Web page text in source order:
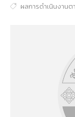
ผลการดำเนินงาน